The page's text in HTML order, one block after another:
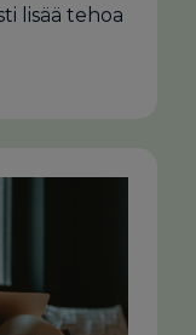
lisää tehoa